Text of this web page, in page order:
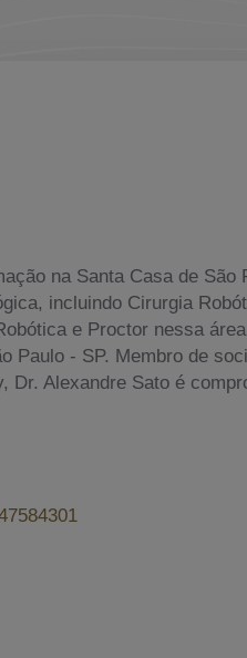
na Santa Casa de São
incluindo Cirurgia
e Proctor nessa
Paulo - SP. Membro de
Alexandre Sato é